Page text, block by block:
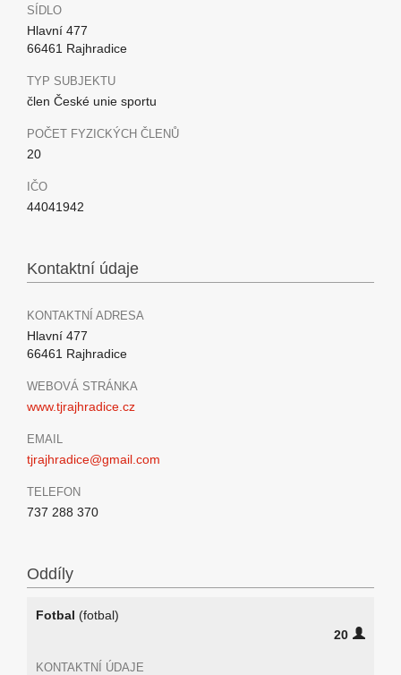
SÍDLO
Hlavní 477
66461 Rajhradice
TYP SUBJEKTU
člen České unie sportu
POČET FYZICKÝCH ČLENŮ
20
IČO
44041942
Kontaktní údaje
KONTAKTNÍ ADRESA
Hlavní 477
66461 Rajhradice
WEBOVÁ STRÁNKA
www.tjrajhradice.cz
EMAIL
tjrajhradice@gmail.com
TELEFON
737 288 370
Oddíly
Fotbal (fotbal)
20
KONTAKTNÍ ÚDAJE